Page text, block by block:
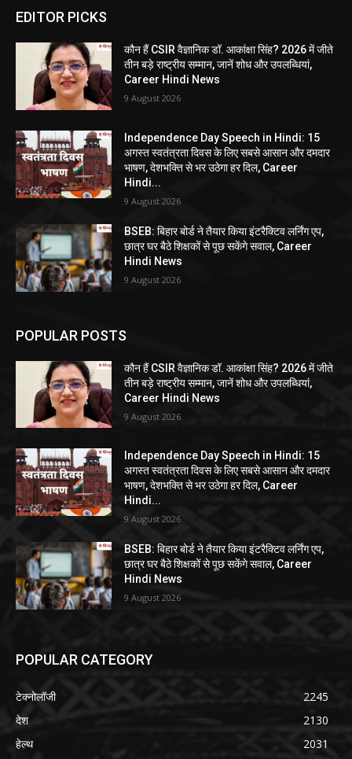
EDITOR PICKS
कौन हैं CSIR वैज्ञानिक डॉ. आकांक्षा सिंह? 2026 में जीते
तीन बड़े राष्ट्रीय सम्मान, जानें शोध और उपलब्धियां,
Career Hindi News
9 August 2026
Independence Day Speech in Hindi: 15
अगस्त स्वतंत्रता दिवस के लिए सबसे आसान और दमदार
भाषण, देशभक्ति से भर उठेगा हर दिल, Career
Hindi...
9 August 2026
BSEB: बिहार बोर्ड ने तैयार किया इंटरैक्टिव लर्निंग एप,
छात्र घर बैठे शिक्षकों से पूछ सकेंगे सवाल, Career
Hindi News
9 August 2026
POPULAR POSTS
कौन हैं CSIR वैज्ञानिक डॉ. आकांक्षा सिंह? 2026 में जीते
तीन बड़े राष्ट्रीय सम्मान, जानें शोध और उपलब्धियां,
Career Hindi News
9 August 2026
Independence Day Speech in Hindi: 15
अगस्त स्वतंत्रता दिवस के लिए सबसे आसान और दमदार
भाषण, देशभक्ति से भर उठेगा हर दिल, Career
Hindi...
9 August 2026
BSEB: बिहार बोर्ड ने तैयार किया इंटरैक्टिव लर्निंग एप,
छात्र घर बैठे शिक्षकों से पूछ सकेंगे सवाल, Career
Hindi News
9 August 2026
POPULAR CATEGORY
टेक्नोलॉजी
2245
देश
2130
हेल्थ
2031